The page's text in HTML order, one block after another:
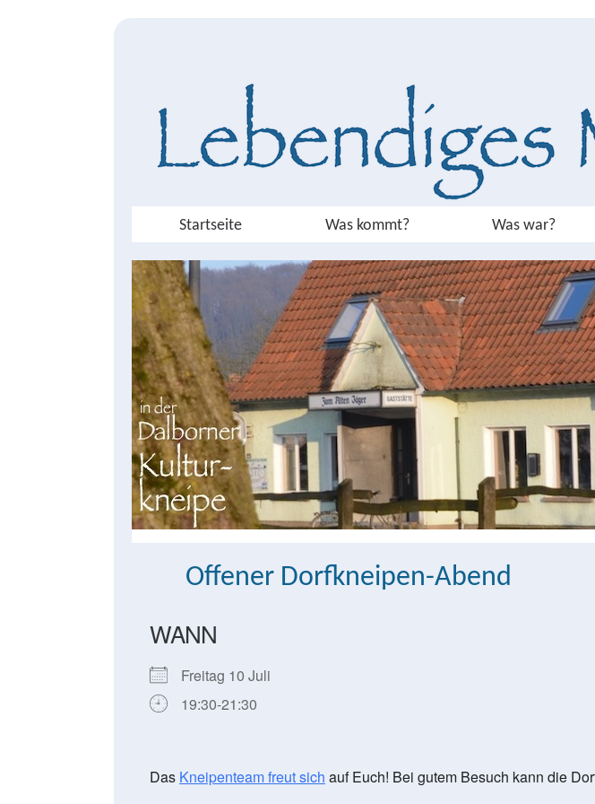
Startseite Was kommt? Was war?
Offener Dorfkneipen-Abend
WANN
Freitag 10 Juli
19:30-21:30
Das Kneipenteam freut sich auf Euch! Bei gutem Besuch kann die